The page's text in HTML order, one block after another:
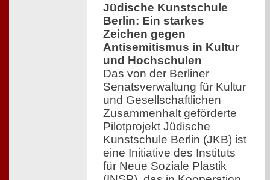
Jüdische Kunstschule
Berlin: Ein starkes
Zeichen gegen
Antisemitismus in Kultur
und Hochschulen
Das von der Berliner
Senatsverwaltung für Kultur
und Gesellschaftlichen
Zusammenhalt geförderte
Pilotprojekt Jüdische
Kunstschule Berlin (JKB) ist
eine Initiative des Instituts
für Neue Soziale Plastik